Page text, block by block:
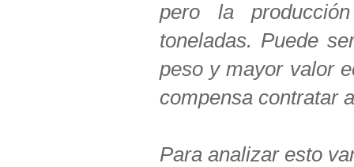
pero la
toneladas. Puede
peso y mayor valor
compensa contratar
Para analizar esto